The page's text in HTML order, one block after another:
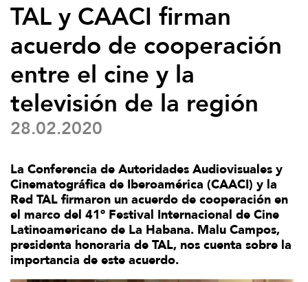
TAL y CAACI firman
acuerdo de cooperación
entre el cine y la
televisión de la región
28.02.2020
La Conferencia de Autoridades Audiovisuales y
Cinematográfica de Iberoamérica (CAACI) y la
Red TAL firmaron un acuerdo de cooperación en
el marco del 41º Festival Internacional de Cine
Latinoamericano de La Habana. Malu Campos,
presidenta honoraria de TAL, nos cuenta sobre la
importancia de este acuerdo.